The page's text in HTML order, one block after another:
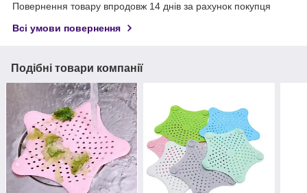
Повернення товару впродовж 14 днів за рахунок покупця
Всі умови повернення
Подібні товари компанії